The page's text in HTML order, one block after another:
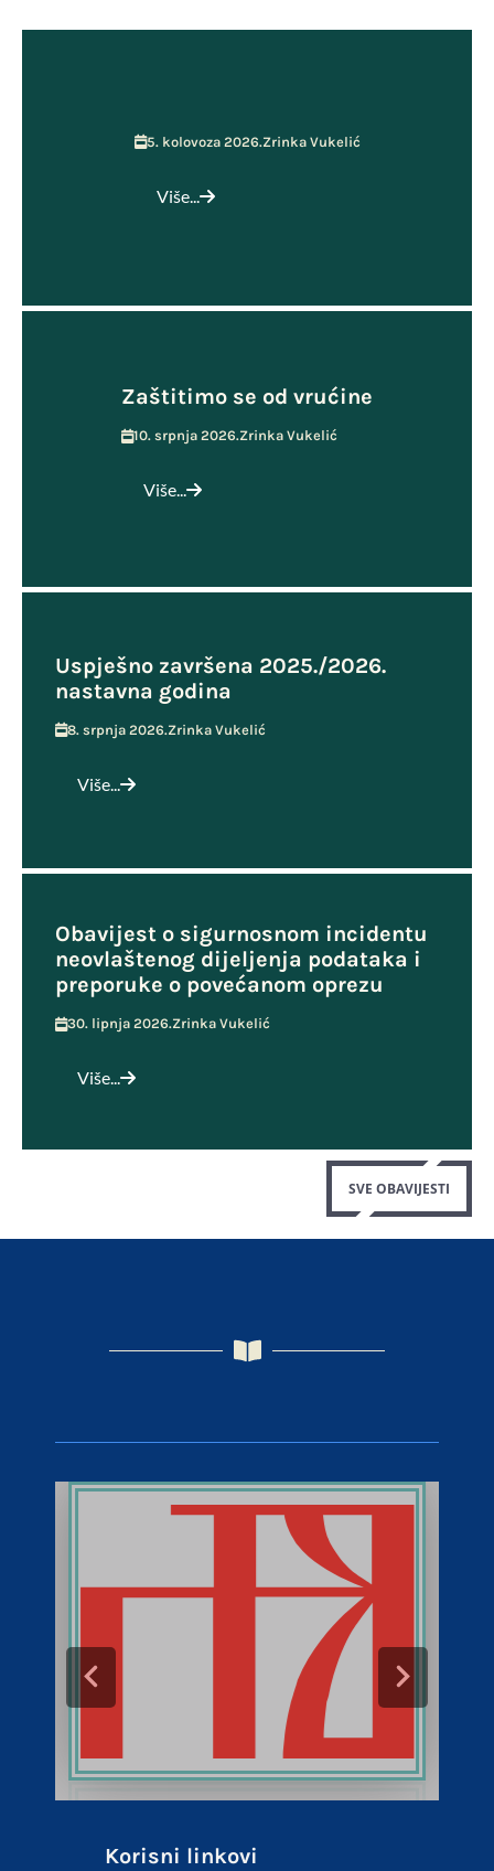
5. kolovoza 2026.Zrinka Vukelić
Više...
Zaštitimo se od vrućine
10. srpnja 2026.Zrinka Vukelić
Više...
Uspješno završena 2025./2026.
nastavna godina
8. srpnja 2026.Zrinka Vukelić
Više...
Obavijest o sigurnosnom incidentu
neovlaštenog dijeljenja podataka i
preporuke o povećanom oprezu
30. lipnja 2026.Zrinka Vukelić
Više...
SVE OBAVIJESTI
Korisni linkovi